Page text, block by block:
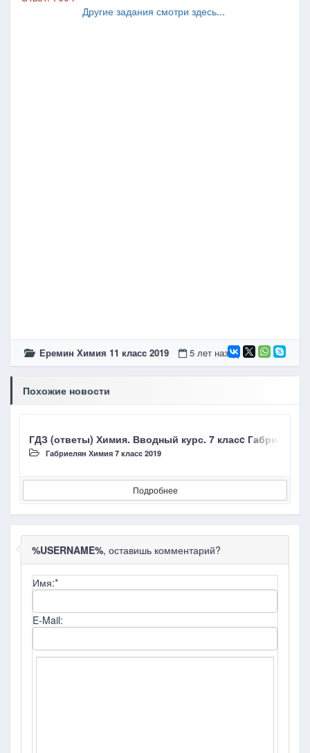
Другие задания смотри здесь...
Еремин Химия 11 класc 2019 5 лет назад
Похожие новости
ГДЗ (ответы) Химия. Вводный курс. 7 класc Габриелян
Габриелян Химия 7 класc 2019
Подробнее
%USERNAME%, оставишь комментарий?
Имя:*
E-Mail: